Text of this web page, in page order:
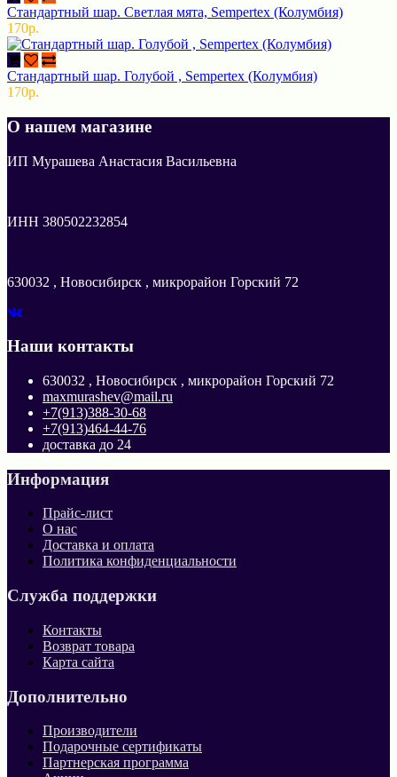
Стандартный шар. Светлая мята, Sempertex (Колумбия)
170р.
Стандартный шар. Голубой , Sempertex (Колумбия)
170р.
О нашем магазине
ИП Мурашева Анастасия Васильевна
ИНН 380502232854
630032 , Новосибирск , микрорайон Горский 72
Наши контакты
630032 , Новосибирск , микрорайон Горский 72
maxmurashev@mail.ru
+7(913)388-30-68
+7(913)464-44-76
доставка до 24
Информация
Прайс-лист
О нас
Доставка и оплата
Политика конфиденциальности
Служба поддержки
Контакты
Возврат товара
Карта сайта
Дополнительно
Производители
Подарочные сертификаты
Партнерская программа